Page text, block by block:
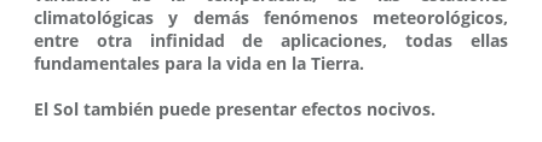
climatológicas y demás fenómenos meteorológicos,
entre otra infinidad de aplicaciones, todas ellas
fundamentales para la vida en la Tierra.
El Sol también puede presentar efectos nocivos.